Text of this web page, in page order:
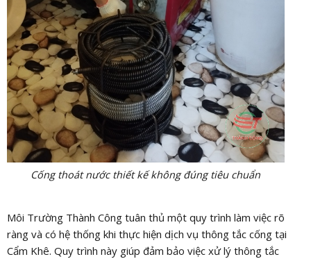
Cống thoát nước thiết kế không đúng tiêu chuẩn
Môi Trường Thành Công tuân thủ một quy trình làm việc rõ
ràng và có hệ thống khi thực hiện dịch vụ thông tắc cống tại
Cẩm Khê. Quy trình này giúp đảm bảo việc xử lý thông tắc